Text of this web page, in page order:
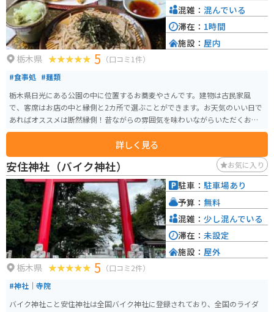
栃木県 5 （口コミ1件）
#食事処 #麺類
栃木県日光にある公園の中に位置するお蕎麦やさんです。建物は古民家風
で、客席はお店の中と縁側と2カ所で選ぶことができます。お天気のいい日で
あればオススメは断然縁側！昔ながらの雰囲気を味わいながらいただくお蕎
麦は絶品です。天ぷらもボリューミーで大満足のお味です。
詳しく見る
混雑： 混んでいる
滞在： 1時間
施設： 屋内
安住神社（バイク神社） お気に入り
栃木県 5 （口コミ2件）
#神社｜寺院
バイク神社こと安住神社は全国バイク神社に登録されており、全国のライダ
駐車： 駐車場あり
予算： 無料
混雑： 少し混んでいる
滞在： 未設定
施設： 屋外